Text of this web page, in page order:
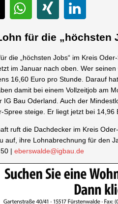
für die „höchsten
die „höchsten Jobs“ im Kreis
im Januar nach oben. Wer
16,60 Euro pro Stunde. Darauf
damit bei einem Vollzeitjob am
IG Bau Oderland. Auch der
Spree steige. Er liegt jetzt bei
ruft die Dachdecker im Kreis
auf, ihre Lohnabrechnung für den
| eberswalde@igbau.de